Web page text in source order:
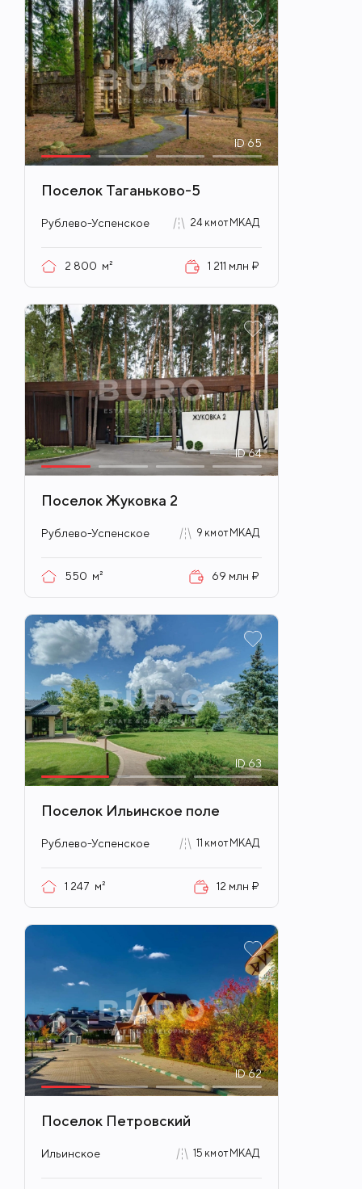
ID65
Поселок Таганьково-5
Рублево-Успенское 24 км от МКАД
2 800 м² 1 211 млн ₽
ID64
Поселок Жуковка 2
Рублево-Успенское 9 км от МКАД
550 м² 69 млн ₽
ID63
Поселок Ильинское поле
Рублево-Успенское 11 км от МКАД
1 247 м² 12 млн ₽
ID62
Поселок Петровский
Ильинское 15 км от МКАД